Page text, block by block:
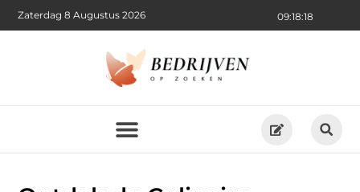
09:18:19
Zaterdag 8 Augustus 2026